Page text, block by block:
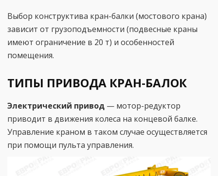
Выбор конструктива кран-балки (мостового крана)
зависит от грузоподъемности (подвесные краны
имеют ограничение в 20 т) и особенностей
помещения.
ТИПЫ ПРИВОДА КРАН-БАЛОК
Электрический привод — мотор-редуктор
приводит в движения колеса на концевой балке.
Управление краном в таком случае осуществляется
при помощи пульта управления.